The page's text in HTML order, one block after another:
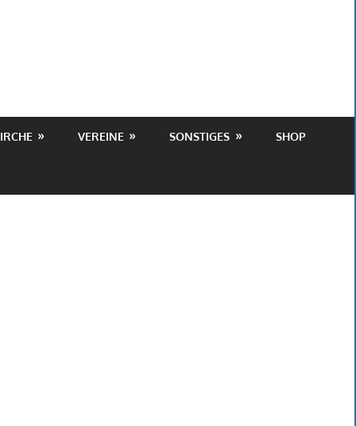
VEREINE SONSTIGES SHOP